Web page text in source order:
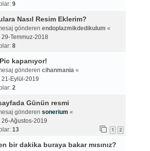
9
Nasıl Resim Eklerim?
gönderen endoplazmikdedikulum «
29-Temmuz-2018
8
kapanıyor!
gönderen cihanmania«
21-Eylül-2019
2
Günün resmi
gönderen sonerium «
26-Ağustos-2019
13 1 2
bir dakika buraya bakar mısınız?